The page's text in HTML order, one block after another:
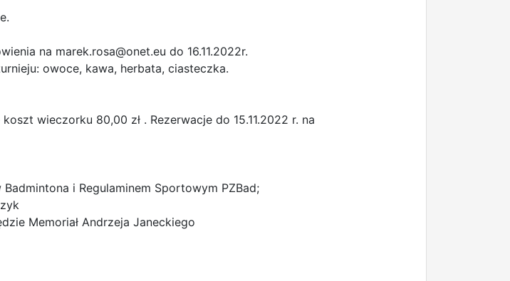
na marek.rosa@onet.eu do 16.11.2022r.
owoce, kawa, herbata, ciasteczka.
wieczorku 80,00 zł . Rezerwacje do 15.11.2022 r. na
i Regulaminem Sportowym PZBad;
Memoriał Andrzeja Janeckiego